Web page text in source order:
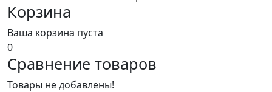
Корзина
Ваша корзина пуста
0
Сравнение товаров
Товары не добавлены!